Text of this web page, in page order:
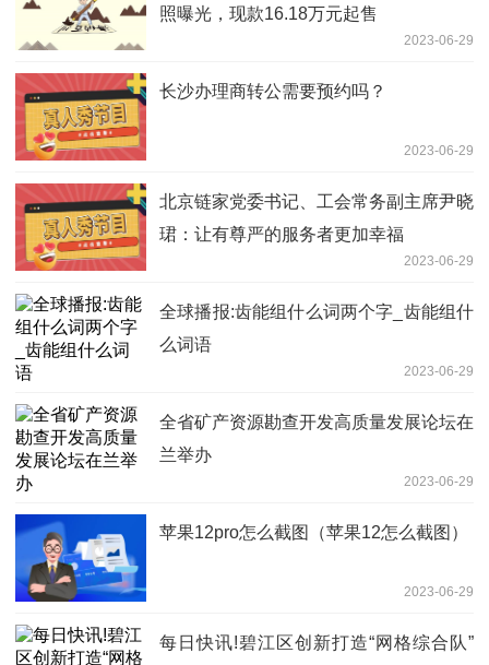
照曝光，现款16.18万元起售
2023-06-29
长沙办理商转公需要预约吗？
2023-06-29
北京链家党委书记、工会常务副主席尹晓
珺：让有尊严的服务者更加幸福
2023-06-29
全球播报:齿能组什么词两个字_齿能组什
么词语
2023-06-29
全省矿产资源勘查开发高质量发展论坛在
兰举办
2023-06-29
苹果12pro怎么截图（苹果12怎么截图）
2023-06-29
每日快讯!碧江区创新打造“网格综合队”